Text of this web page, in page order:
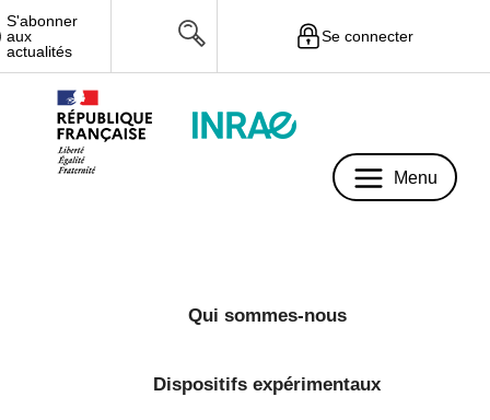
S'abonner
aux
actualités
Se connecter
Menu
Qui sommes-nous
Dispositifs expérimentaux